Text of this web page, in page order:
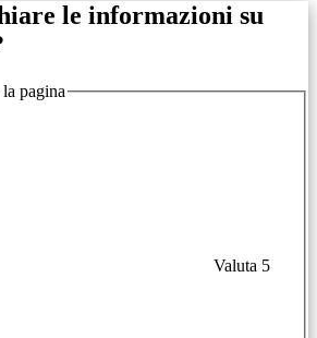
le informazioni su
pagina
Valuta 5